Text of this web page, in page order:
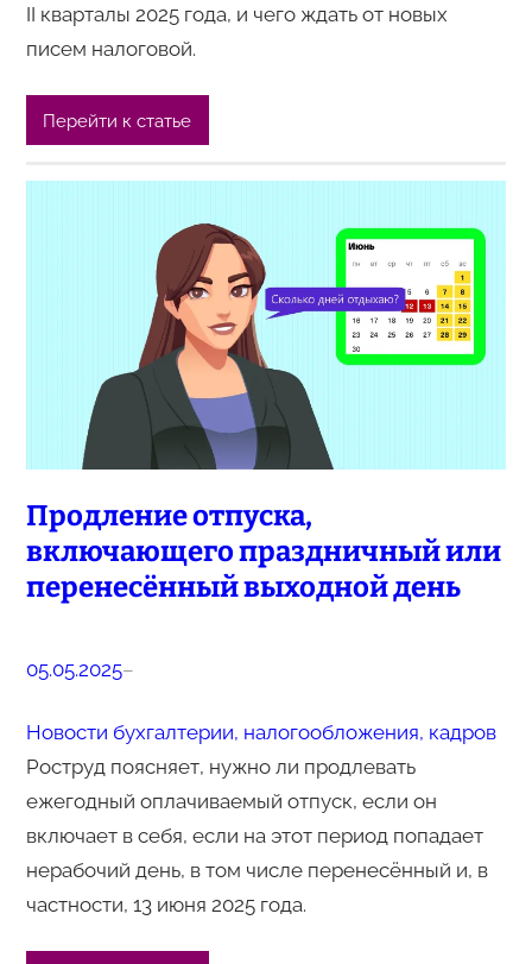
II кварталы 2025 года, и чего ждать от новых
писем налоговой.
Перейти к статье
Продление отпуска,
включающего праздничный или
перенесённый выходной день
05.05.2025–
Новости бухгалтерии, налогообложения, кадров
Роструд поясняет, нужно ли продлевать
ежегодный оплачиваемый отпуск, если он
включает в себя, если на этот период попадает
нерабочий день, в том числе перенесённый и, в
частности, 13 июня 2025 года.